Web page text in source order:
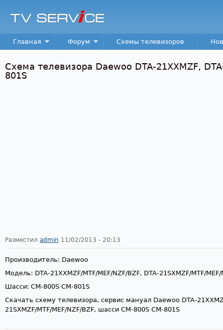
TV
Service
Main menu
Главная Форум Схемы телевизоров
Схема телевизора Daewoo DTA-21XXMZF,
801S
Разместил admin 11/02/2013 - 20:13
Производитель: Daewoo
Модель: DTA-21XXMZF/MTF/MEF/NZF/BZF, DTA-21SXMZF/MTF/MEF/
Шасси: CM-800S CM-801S
Скачать схему телевизора, сервис мануал Daewoo DTA-
21SXMZF/MTF/MEF/NZF/BZF, шасси CM-800S CM-801S